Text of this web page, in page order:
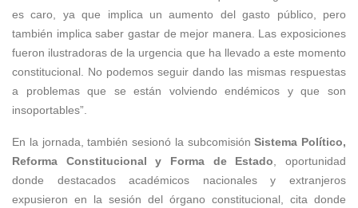
es caro, ya que implica un aumento del gasto público, pero
también implica saber gastar de mejor manera. Las exposiciones
fueron ilustradoras de la urgencia que ha llevado a este momento
constitucional. No podemos seguir dando las mismas respuestas
a problemas que se están volviendo endémicos y que son
insoportables”.
En la jornada, también sesionó la subcomisiónSistema Político,
Reforma Constitucional y Forma de Estado, oportunidad
donde destacados académicos nacionales y extranjeros
expusieron en la sesión del órgano constitucional, cita donde